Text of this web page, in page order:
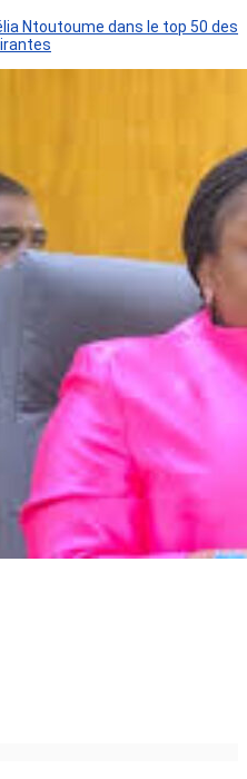
Ntoutoume dans le top 50 des